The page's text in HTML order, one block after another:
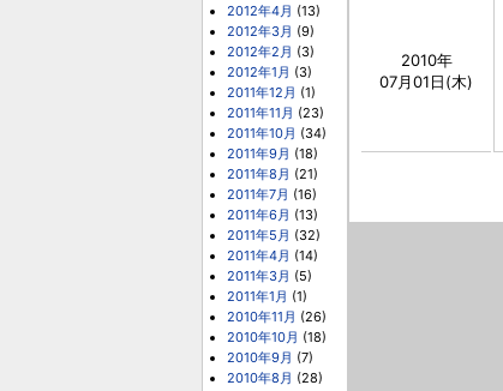
2012年4月 (13)
2012年3月 (9)
2012年2月 (3)
2012年1月 (3)
2011年12月 (1)
2011年11月 (23)
2011年10月 (34)
2011年9月 (18)
2011年8月 (21)
2011年7月 (16)
2011年6月 (13)
2011年5月 (32)
2011年4月 (14)
2011年3月 (5)
2011年1月 (1)
2010年11月 (26)
2010年10月 (18)
2010年9月 (7)
2010年8月 (28)
2010年
07月01日(木)